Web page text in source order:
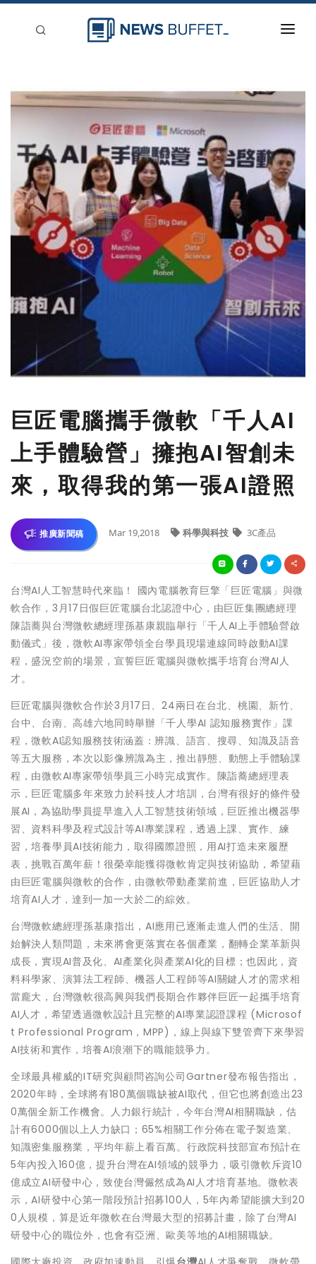
新聞稿分類
刊登
巨匠電腦攜手微軟「千人AI
上手體驗營」擁抱AI智創未
來，取得我的第一張AI證照
推廣新聞稿 Mar 19,2018 科學與科技 3C產品
台灣AI人工智慧時代來臨！ 國內電腦教育巨擎「巨匠電腦」與微
軟合作，3月17日假巨匠電腦台北認證中心，由巨匠集團總經理
陳詣蕎與台灣微軟總經理孫基康親臨舉行「千人AI上手體驗營啟
動儀式」後，微軟AI專家帶領全台學員現場連線同時啟動AI課
程，盛況空前的場景，宣誓巨匠電腦與微軟攜手培育台灣AI人
才。
巨匠電腦與微軟合作於3月17日、24兩日在台北、桃園、新竹、
台中、台南、高雄六地同時舉辦「千人學AI 認知服務實作」課
程，微軟AI認知服務技術涵蓋：辨識、語言、搜尋、知識及語音
等五大服務，本次以影像辨識為主，推出靜態、動態上手體驗課
程，由微軟AI專家帶領學員三小時完成實作。陳詣蕎總經理表
示，巨匠電腦多年來致力於科技人才培訓，台灣有很好的條件發
展AI，為協助學員提早進入人工智慧技術領域，巨匠推出機器學
習、資料科學及程式設計等AI專業課程，透過上課、實作、練
習，培養學員AI技術能力，取得國際證照，用AI打造未來履歷
表，挑戰百萬年薪！很榮幸能獲得微軟肯定與技術協助，希望藉
由巨匠電腦與微軟的合作，由微軟帶動產業前進，巨匠協助人才
培育AI人才，達到一加一大於二的綜效。
台灣微軟總經理孫基康指出，AI應用已逐漸走進人們的生活、開
始解決人類問題，未來將會更落實在各個產業，翻轉企業革新與
成長，實現AI普及化、AI產業化與產業AI化的目標；也因此，資
料科學家、演算法工程師、機器人工程師等AI關鍵人才的需求相
當龐大，台灣微軟很高興與我們長期合作夥伴巨匠一起攜手培育
AI人才，希望透過微軟設計且完整的AI專業認證課程 (Microsof
t Professional Program，MPP)，線上與線下雙管齊下來學習
AI技術和實作，培養AI浪潮下的職能競爭力。
全球最具權威的IT研究與顧問咨詢公司Gartner發布報告指出，
2020年時，全球將有180萬個職缺被AI取代，但它也將創造出23
0萬個全新工作機會。人力銀行統計，今年台灣AI相關職缺，估
計有6000個以上人力缺口；65%相關工作分佈在電子製造業、
知識密集服務業，平均年薪上看百萬。行政院科技部宣布預計在
5年內投入160億，提升台灣在AI領域的競爭力，吸引微軟斥資10
億成立AI研發中心，致使台灣儼然成為AI人才培育基地。微軟表
示，AI研發中心第一階段預計招募100人，5年內希望能擴大到20
0人規模，算是近年微軟在台灣最大型的招募計畫，除了台灣AI
研發中心的職位外，也會有亞洲、歐美等地的AI相關職缺。